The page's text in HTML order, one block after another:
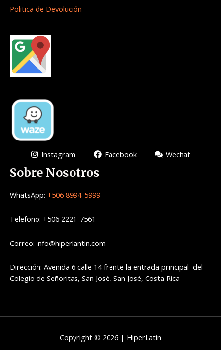
Politica de Devolución
Instagram Facebook Wechat
Sobre Nosotros
WhatsApp: +506 8994-5999
Telefono: +506 2221-7561
Correo: info@hiperlantin.com
Dirección: Avenida 6 calle 14 frente la entrada principal del
Colegio de Señoritas, San José, San José, Costa Rica
Copyright © 2026 | HiperLatin